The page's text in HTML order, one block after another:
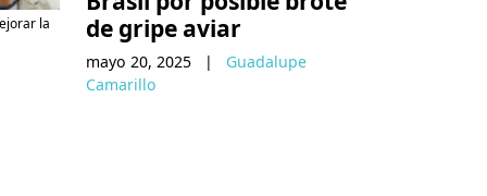
la
de gripe aviar
mayo 20, 2025 |
Guadalupe
Camarillo